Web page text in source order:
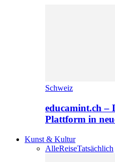
Schweiz
educamint.ch –
Plattform in
Kunst & Kultur
AlleReiseTatsächlich